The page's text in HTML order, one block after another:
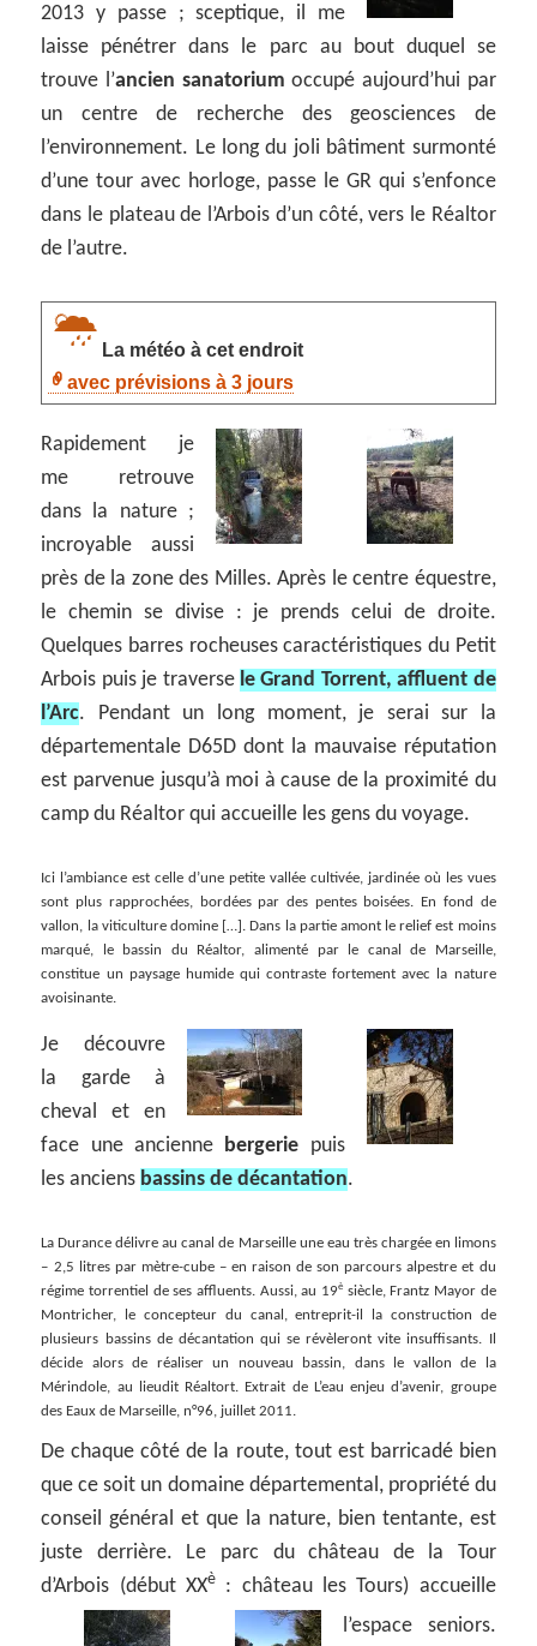
2013 y passe ; sceptique, il me
laisse pénétrer dans le parc au bout duquel se
trouve l’ancien sanatorium occupé aujourd’hui par
un centre de recherche des geosciences de
l’environnement. Le long du joli bâtiment surmonté
d’une tour avec horloge, passe le GR qui s’enfonce
dans le plateau de l’Arbois d’un côté, vers le Réaltor
de l’autre.
La météo à cet endroit
avec prévisions à 3 jours
Rapidement je
me retrouve
dans la nature ;
incroyable aussi
près de la zone des Milles. Après le centre équestre,
le chemin se divise : je prends celui de droite.
Quelques barres rocheuses caractéristiques du Petit
Arbois puis je traverse le Grand Torrent, affluent de
l’Arc. Pendant un long moment, je serai sur la
départementale D65D dont la mauvaise réputation
est parvenue jusqu’à moi à cause de la proximité du
camp du Réaltor qui accueille les gens du voyage.
Ici l’ambiance est celle d’une petite vallée cultivée, jardinée où les vues
sont plus rapprochées, bordées par des pentes boisées. En fond de
vallon, la viticulture domine […]. Dans la partie amont le relief est moins
marqué, le bassin du Réaltor, alimenté par le canal de Marseille,
constitue un paysage humide qui contraste fortement avec la nature
avoisinante.
Je découvre
la garde à
cheval et en
face une ancienne bergerie puis
les anciens bassins de décantation.
La Durance délivre au canal de Marseille une eau très chargée en limons
– 2,5 litres par mètre-cube – en raison de son parcours alpestre et du
régime torrentiel de ses affluents. Aussi, au 19èsiècle, Frantz Mayor de
Montricher, le concepteur du canal, entreprit-il la construction de
plusieurs bassins de décantation qui se révèleront vite insuffisants. Il
décide alors de réaliser un nouveau bassin, dans le vallon de la
Mérindole, au lieudit Réaltort. Extrait de L’eau enjeu d’avenir, groupe
des Eaux de Marseille, n°96, juillet 2011.
De chaque côté de la route, tout est barricadé bien
que ce soit un domaine départemental, propriété du
conseil général et que la nature, bien tentante, est
juste derrière. Le parc du château de la Tour
d’Arbois (début XXè
: château les Tours) accueille
l’espace seniors.